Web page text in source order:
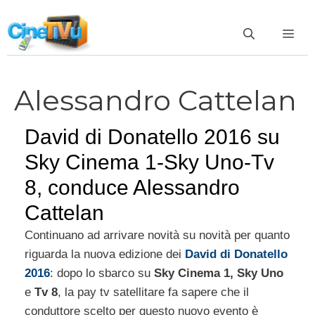
al
contenuto
Alessandro Cattelan
David di Donatello 2016 su
Sky Cinema 1-Sky Uno-Tv
8, conduce Alessandro
Cattelan
Continuano ad arrivare novità su novità per quanto
riguarda la nuova edizione dei David di Donatello
2016: dopo lo sbarco su Sky Cinema 1, Sky Uno
e Tv 8, la pay tv satellitare fa sapere che il
conduttore scelto per questo nuovo evento è